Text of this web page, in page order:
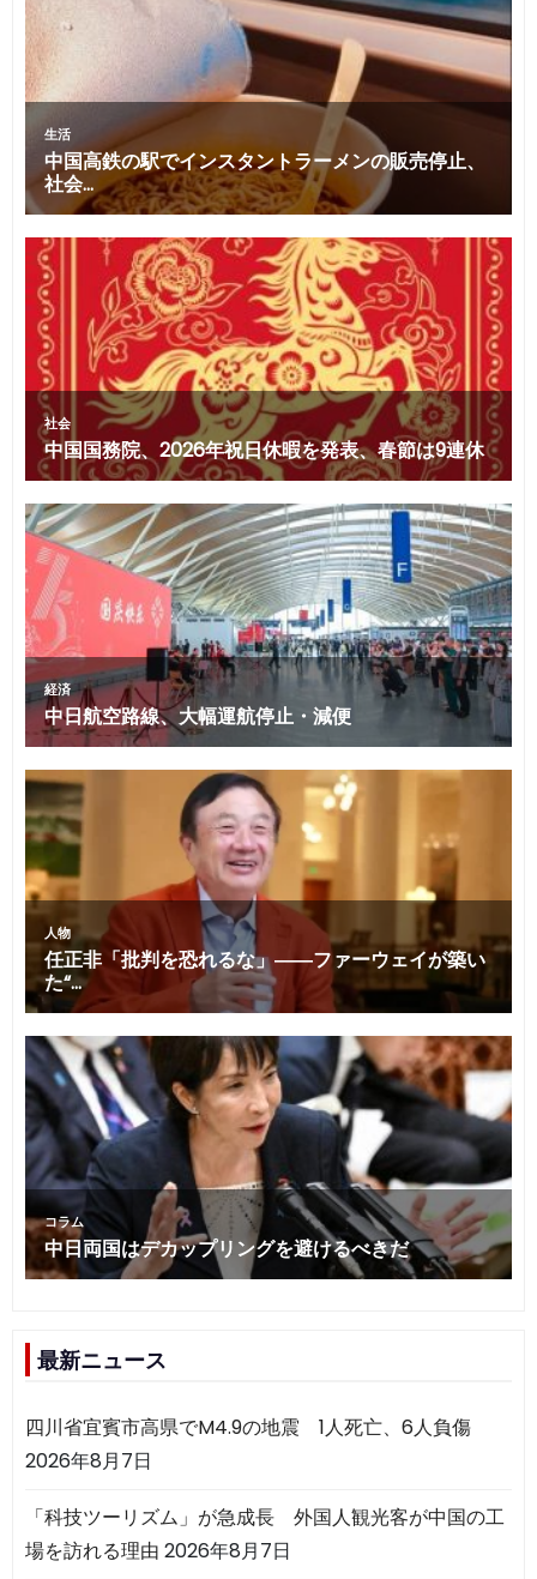
最新ニュース
四川省宜賓市高県でM4.9の地震 1人死亡、6人負傷
2026年8月7日
「科技ツーリズム」が急成長 外国人観光客が中国の工
場を訪れる理由 2026年8月7日